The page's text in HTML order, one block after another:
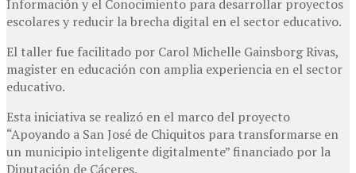
Información y el Conocimiento para desarrollar proyectos
escolares y reducir la brecha digital en el sector educativo.
El taller fue facilitado por Carol Michelle Gainsborg Rivas,
magister en educación con amplia experiencia en el sector
educativo.
Esta iniciativa se realizó en el marco del proyecto
“Apoyando a San José de Chiquitos para transformarse en
un municipio inteligente digitalmente” financiado por la
Diputación de Cáceres.